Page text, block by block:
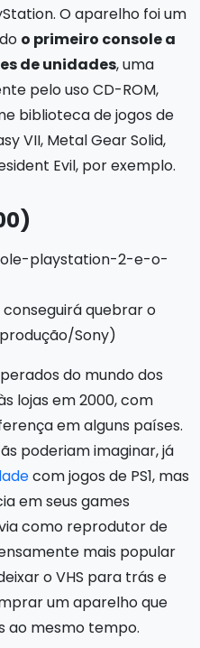
O aparelho foi um
o primeiro console a
de unidades, uma
pelo uso CD-ROM,
biblioteca de jogos de
VII, Metal Gear Solid,
Evil, por exemplo.
quebrar o
Sony)
do mundo dos
lojas em 2000, com
em alguns países.
poderiam imaginar, já
com jogos de PS1, mas
em seus games
como reprodutor de
mais popular
o VHS para trás e
um aparelho que
ao mesmo tempo.